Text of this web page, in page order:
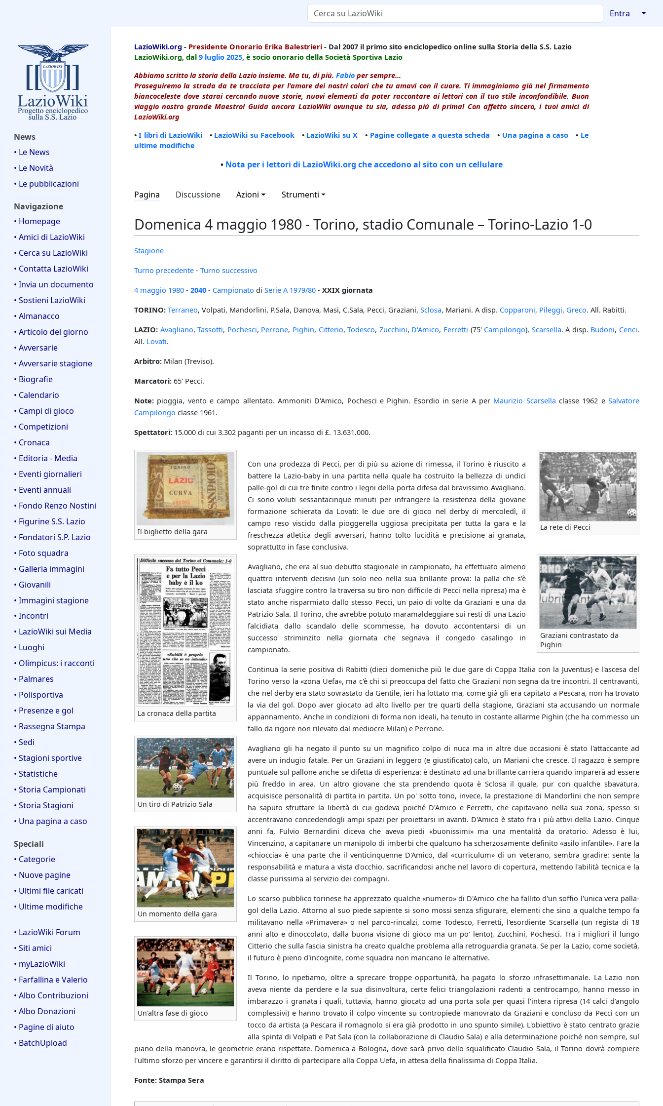
Entra ↓
News
• Le News
• Le Novità
• Le pubblicazioni
Navigazione
• Homepage
• Amici di LazioWiki
• Cerca su LazioWiki
• Contatta LazioWiki
• Invia un documento
• Sostieni LazioWiki
• Almanacco
• Articolo del giorno
• Avversarie
• Avversarie stagione
• Biografie
• Calendario
• Campi di gioco
• Competizioni
• Cronaca
• Editoria - Media
• Eventi giornalieri
• Eventi annuali
• Fondo Renzo Nostini
• Figurine S.S. Lazio
• Fondatori S.P. Lazio
• Foto squadra
• Galleria immagini
• Giovanili
• Immagini stagione
• Incontri
• LazioWiki sui Media
• Luoghi
• Olimpicus: i racconti
• Palmares
• Polisportiva
• Presenze e gol
• Rassegna Stampa
• Sedi
• Stagioni sportive
• Statistiche
• Storia Campionati
• Storia Stagioni
• Una pagina a caso
Speciali
• Categorie
• Nuove pagine
• Ultimi file caricati
• Ultime modifiche
• LazioWiki Forum
• Siti amici
• myLazioWiki
• Farfallina e Valerio
• Albo Contribuzioni
• Albo Donazioni
• Pagine di aiuto
• BatchUpload
LazioWiki.org - Presidente Onorario Erika Balestrieri - Dal 2007 il primo sito enciclopedico online sulla Storia della S.S. Lazio
LazioWiki.org, dal 9 luglio 2025, è socio onorario della Società Sportiva Lazio
Abbiamo scritto la storia della Lazio insieme. Ma tu, di più. Fabio per sempre...
Proseguiremo la strada da te tracciata per l'amore dei nostri colori che tu amavi con il cuore. Ti immaginiamo già nel firmamento
biancoceleste dove starai cercando nuove storie, nuovi elementi da poter raccontare ai lettori con il tuo stile inconfondibile. Buon
viaggio nostro grande Maestro! Guida ancora LazioWiki ovunque tu sia, adesso più di prima! Con affetto sincero, i tuoi amici di
LazioWiki.org
•I libri di LazioWiki• LazioWiki su Facebook • LazioWiki su X • Pagine collegate a questa scheda • Una pagina a caso • Le
ultime modifiche
• Nota per i lettori di LazioWiki.org che accedono al sito con un cellulare
Pagina Discussione Azioni Strumenti
Domenica 4 maggio 1980 - Torino, stadio Comunale – Torino-Lazio 1-0
Stagione
Turno precedente - Turno successivo
4 maggio 1980 - 2040 - Campionato di Serie A 1979/80 - XXIX giornata
TORINO: Terraneo, Volpati, Mandorlini, P.Sala, Danova, Masi, C.Sala, Pecci, Graziani, Sclosa, Mariani. A disp. Copparoni, Pileggi, Greco. All. Rabitti.
LAZIO: Avagliano,Tassotti, Pochesci, Perrone, Pighin, Citterio,Todesco, Zucchini, D'Amico, Ferretti (75' Campilongo), Scarsella. A disp. Budoni, Cenci.
All. Lovati.
Arbitro: Milan (Treviso).
Marcatori: 65' Pecci.
Note: pioggia, vento e campo allentato. Ammoniti D'Amico, Pochesci e Pighin. Esordio in serie A per Maurizio Scarsella classe 1962 eSalvatore
Campilongo classe 1961.
Spettatori: 15.000 di cui 3.302 paganti per un incasso di £. 13.631.000.
Il biglietto della gara La rete di Pecci
La cronaca della partita
Graziani contrastato da
Pighin
Un tiro di Patrizio Sala
Un momento della gara
Un'altra fase di gioco
Con una prodezza di Pecci, per di più su azione di rimessa, il Torino è riuscito a
battere la Lazio-baby in una partita nella quale ha costruito la bellezza di undici
palle-gol di cui tre finite contro i legni della porta difesa dal bravissimo Avagliano.
Ci sono voluti sessantacinque minuti per infrangere la resistenza della giovane
formazione schierata da Lovati: le due ore di gioco nel derby di mercoledì, il
campo reso viscido dalla pioggerella uggiosa precipitata per tutta la gara e la
freschezza atletica degli avversari, hanno tolto lucidità e precisione ai granata,
soprattutto in fase conclusiva.
Avagliano, che era al suo debutto stagionale in campionato, ha effettuato almeno
quattro interventi decisivi (un solo neo nella sua brillante prova: la palla che s'è
lasciata sfuggire contro la traversa su tiro non difficile di Pecci nella ripresa) ma è
stato anche risparmiato dallo stesso Pecci, un paio di volte da Graziani e una da
Patrizio Sala. Il Torino, che avrebbe potuto maramaldeggiare sui resti di una Lazio
falcidiata dallo scandalo delle scommesse, ha dovuto accontentarsi di un
successo striminzito nella giornata che segnava il congedo casalingo in
campionato.
Continua la serie positiva di Rabitti (dieci domeniche più le due gare di Coppa Italia con la Juventus) e l'ascesa del
Torino verso la «zona Uefa», ma c'è chi si preoccupa del fatto che Graziani non segna da tre incontri. Il centravanti,
che nel derby era stato sovrastato da Gentile, ieri ha lottato ma, come già gli era capitato a Pescara, non ha trovato
la via del gol. Dopo aver giocato ad alto livello per tre quarti della stagione, Graziani sta accusando un normale
appannamento. Anche in condizioni di forma non ideali, ha tenuto in costante allarme Pighin (che ha commesso un
fallo da rigore non rilevato dal mediocre Milan) e Perrone.
Avagliano gli ha negato il punto su un magnifico colpo di nuca ma in altre due occasioni è stato l'attaccante ad
avere un indugio fatale. Per un Graziani in leggero (e giustificato) calo, un Mariani che cresce. Il ragazzo è sempre
puntuale sul pallone anche se difetta di esperienza: è destinato ad una brillante carriera quando imparerà ad essere
più freddo in area. Un altro giovane che sta prendendo quota è Sclosa il quale, pur con qualche sbavatura,
acquisisce personalità di partita in partita. Un po' sotto tono, invece, la prestazione di Mandorlini che non sempre
ha saputo sfruttare la libertà di cui godeva poiché D'Amico e Ferretti, che capitavano nella sua zona, spesso si
accentravano concedendogli ampi spazi per proiettarsi in avanti. D'Amico è stato fra i più attivi della Lazio. Cinque
anni fa, Fulvio Bernardini diceva che aveva piedi «buonissimi» ma una mentalità da oratorio. Adesso è lui,
Vincenzino, a capitanare un manipolo di imberbi che qualcuno ha scherzosamente definito «asilo infantile». Fare la
«chioccia» è una parte che il venticinquenne D'Amico, dal «curriculum» di un veterano, sembra gradire: sente la
responsabilità e matura a vista d'occhio, sacrificandosi anche nel lavoro di copertura, mettendo l'abilità tecnica e la
classe purissima al servizio dei compagni.
Lo scarso pubblico torinese ha apprezzato qualche «numero» di D'Amico che ha fallito d'un soffio l'unica vera palla-
gol della Lazio. Attorno al suo piede sapiente si sono mossi senza sfigurare, elementi che sino a qualche tempo fa
militavano nella «Primavera» o nel parco-rincalzi, come Todesco, Ferretti, l'esordiente Scarsella (un regista di 18
anni alto e dinoccolato, dalla buona visione di gioco ma un po' lento), Zucchini, Pochesci. Tra i migliori il lungo
Citterio che sulla fascia sinistra ha creato qualche problema alla retroguardia granata. Se per la Lazio, come società,
il futuro è pieno d'incognite, come squadra non mancano le alternative.
Il Torino, lo ripetiamo, oltre a sprecare troppe opportunità, ha pagato lo sforzo infrasettimanale. La Lazio non
aveva niente da perdere e la sua disinvoltura, certe felici triangolazioni radenti a centrocampo, hanno messo in
imbarazzo i granata i quali, tuttavia, hanno giocato ad una porta sola per quasi l'intera ripresa (14 calci d'angolo
complessivi) e hanno trovato il colpo vincente su contropiede manovrato da Graziani e concluso da Pecci con un
tocco da artista (a Pescara il romagnolo si era già prodotto in uno spunto simile). L'obiettivo è stato centrato grazie
alla spinta di Volpati e Pat Sala (con la collaborazione di Claudio Sala) e alla determinazione poiché non sempre, sul
piano della manovra, le geometrie erano rispettate. Domenica a Bologna, dove sarà privo dello squalificato Claudio Sala, il Torino dovrà compiere
l'ultimo sforzo per vincere e garantirsi il diritto di partecipare alla Coppa Uefa, in attesa della finalissima di Coppa Italia.
Fonte: Stampa Sera